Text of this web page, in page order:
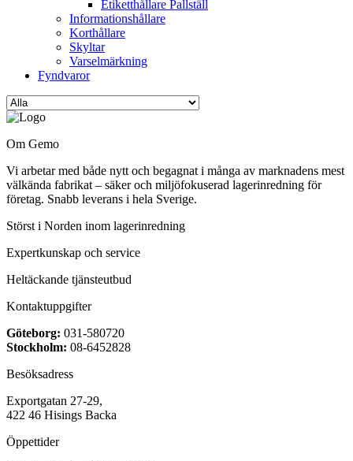
Etiketthållare Pallställ
Informationshållare
Korthållare
Skyltar
Varselmärkning
Fyndvaror
Om Gemo
Vi arbetar med både nytt och begagnat i många av marknadens mest
välkända fabrikat – säker och miljöfokuserad lagerinredning för
företag. Snabb leverans i hela Sverige.
Störst i Norden inom lagerinredning
Expertkunskap och service
Heltäckande tjänsteutbud
Kontaktuppgifter
Göteborg: 031-580720
Stockholm: 08-6452828
Besöksadress
Exportgatan 27-29,
422 46 Hisings Backa
Öppettider